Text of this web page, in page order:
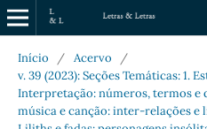
Início / Acervo
/
v. 39 (2023): Seções Temáticas: 1.
Interpretação: números, termos e
música e canção: inter-relações e